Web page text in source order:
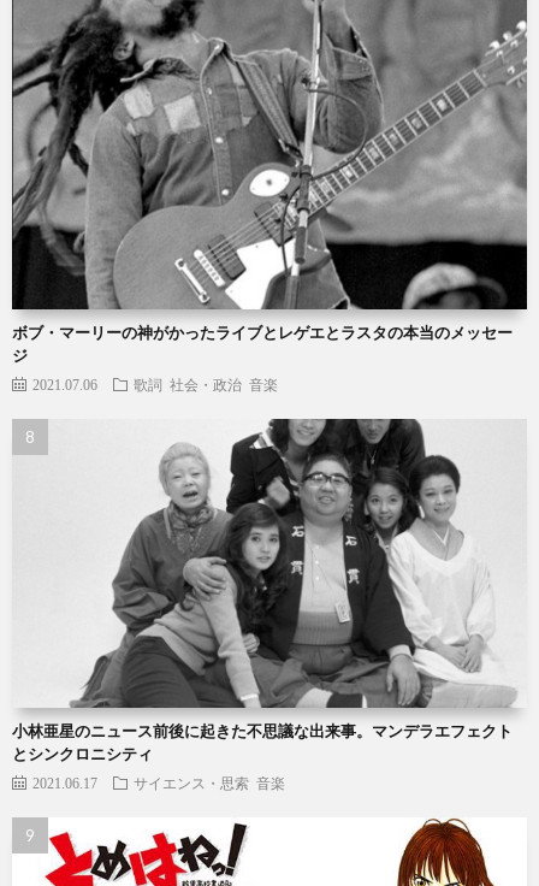
ボブ・マーリーの神がかったライブとレゲエとラスタの本当のメッセー
ジ
2021.07.06 歌詞 社会・政治 音楽
小林亜星のニュース前後に起きた不思議な出来事。マンデラエフェクト
とシンクロニシティ
2021.06.17 サイエンス・思索 音楽